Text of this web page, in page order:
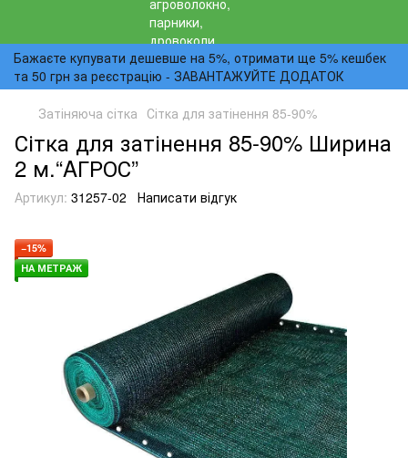
Бажаєте купувати дешевше на 5%, отримати ще 5% кешбек
та 50 грн за реєстрацію - ЗАВАНТАЖУЙТЕ ДОДАТОК
Затіняюча сітка Сітка для затінення 85-90%
Сітка для затінення 85-90% Ширина
2 м.“AГРОС”
Артикул: 31257-02 Написати відгук
−15%
НА МЕТРАЖ